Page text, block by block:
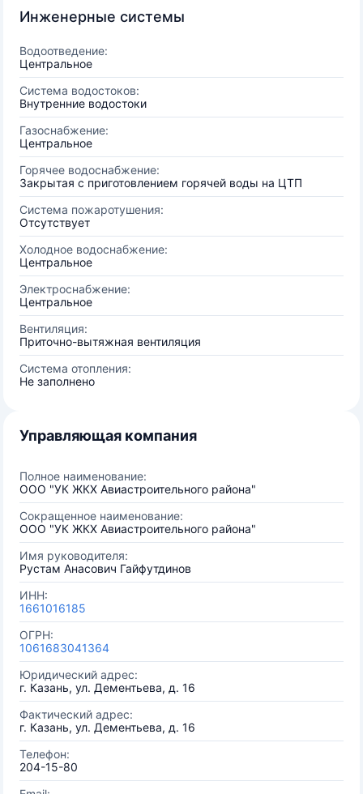
Инженерные системы
Водоотведение:
Центральное
Система водостоков:
Внутренние водостоки
Газоснабжение:
Центральное
Горячее водоснабжение:
Закрытая с приготовлением горячей воды на ЦТП
Система пожаротушения:
Отсутствует
Холодное водоснабжение:
Центральное
Электроснабжение:
Центральное
Вентиляция:
Приточно-вытяжная вентиляция
Система отопления:
Не заполнено
Управляющая компания
Полное наименование:
ООО "УК ЖКХ Авиастроительного района"
Сокращенное наименование:
ООО "УК ЖКХ Авиастроительного района"
Имя руководителя:
Рустам Анасович Гайфутдинов
ИНН:
1661016185
ОГРН:
1061683041364
Юридический адрес:
г. Казань, ул. Дементьева, д. 16
Фактический адрес:
г. Казань, ул. Дементьева, д. 16
Телефон:
204-15-80